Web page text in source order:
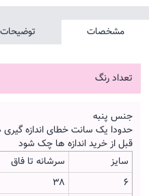
مشخصات توضیحات
تعداد رنگ
جنس پنبه
حدودا یک سانت خطای اندازه گیری
قبل از خرید اندازه ها چک شود
سایز
سرشانه تا فاق
6
۳۸